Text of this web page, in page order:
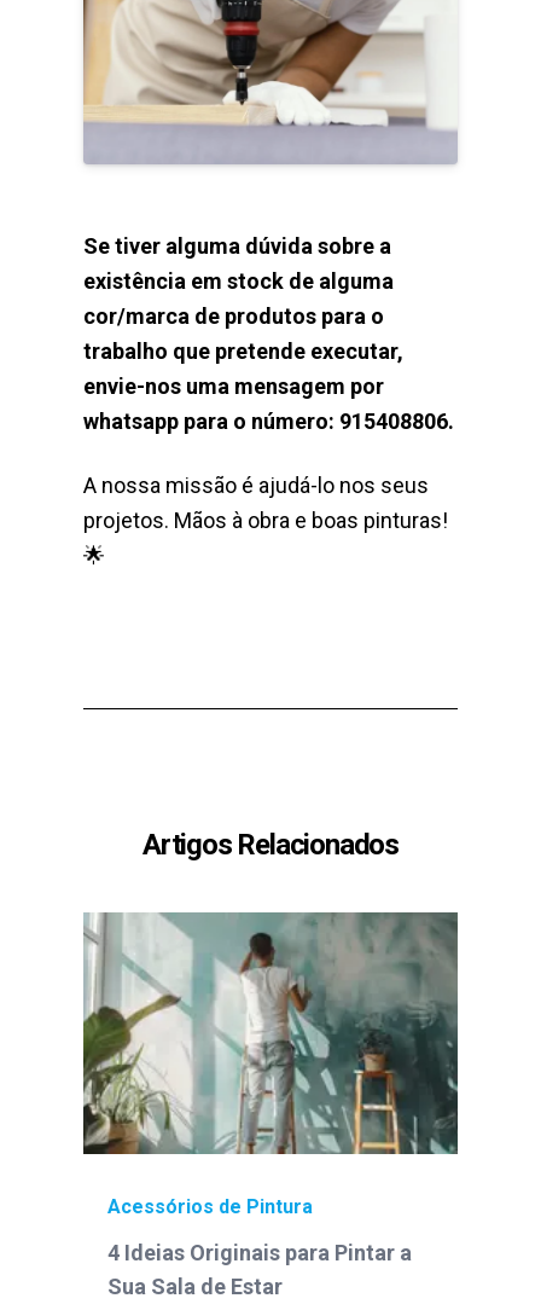
Se tiver alguma dúvida sobre a
existência em stock de alguma
cor/marca de produtos para o
trabalho que pretende executar,
envie-nos uma mensagem por
whatsapp para o número: 915408806.
A nossa missão é ajudá-lo nos seus
projetos. Mãos à obra e boas pinturas!
🌟
Artigos Relacionados
Acessórios de Pintura
4 Ideias Originais para Pintar a
Sua Sala de Estar